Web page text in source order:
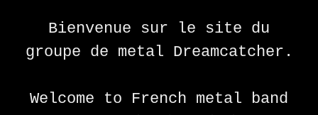
Bienvenue sur le site du
groupe de metal Dreamcatcher.
Welcome to French metal band